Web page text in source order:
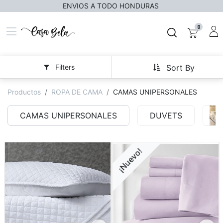
ENVIOS A TODO HONDURAS
0
Sort By
Filters
Productos ROPA DE CAMA CAMAS UNIPERSONALES
CAMAS UNIPERSONALES DUVETS
¡Nuevo!